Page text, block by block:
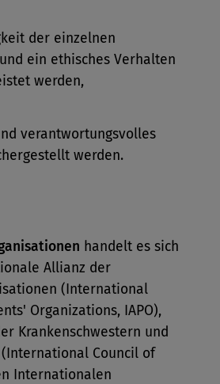
der einzelnen
ein ethisches Verhalten
werden,
verantwortungsvolles
werden.
handelt es sich
Allianz der
(International
Organizations, IAPO),
Krankenschwestern und
Council of
Internationalen